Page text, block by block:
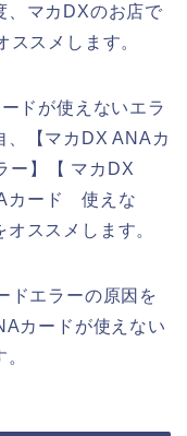
、マカDXのお店で
スメします。
ドが使えないエラ
、【マカDX ANAカ
ー】【 マカDX
カード 使えな
ススメします。
ドエラーの原因を
カードが使えない